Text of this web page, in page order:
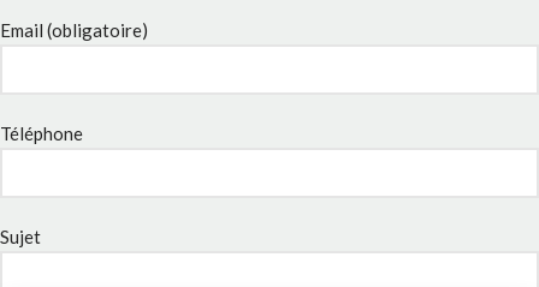
Email (obligatoire)
Téléphone
Sujet